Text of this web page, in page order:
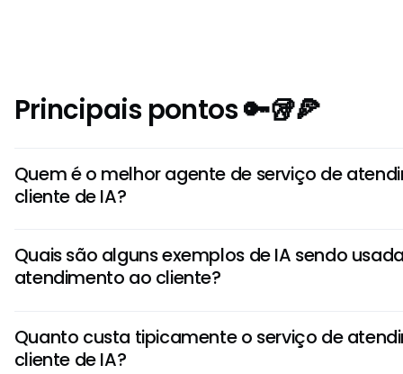
Principais pontos 🔑🥡🍕
Quem é o melhor agente de serviço de
cliente de IA?
precisas e citáveis enquanto se integra perfeitamente
existentes. Procure soluções que ofereçam recursos de
Quais são alguns exemplos de IA sendo
atendimento ao cliente?
assistência em tempo real para agentes e análise de
aplicações melhoram tanto a velocidade de resposta
Quanto custa tipicamente o serviço de
cliente de IA?